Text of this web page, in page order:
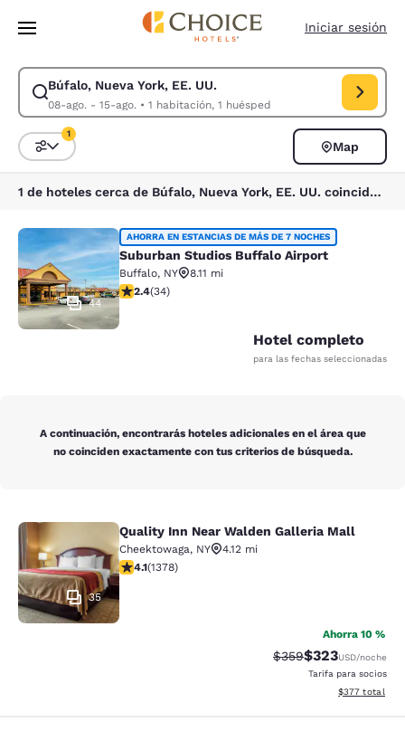
Pasar A Contenido Principal
Iniciar sesión
Búfalo, Nueva York, EE. UU.
08-ago. - 15-ago.• 1 habitación, 1 huésped
Modificar la búsqueda de Búfalo, Nueva York, EE. UU.. Fecha de
Ordenar y filtrar
1
Map
1 de hoteles cerca de Búfalo, Nueva York, EE. UU. coinciden con tus filtros
Suburban Studios Buffalo Airport
44
AHORRA EN ESTANCIAS DE MÁS DE 7 NOCHES
Suburban Studios Buffalo Airport
Buffalo, NY
8.11 mi
calificación de 2.35 estrellas. Feria. 34 reseñas
2.4(34)
Hotel completo
para las fechas seleccionadas
A continuación, encontrarás hoteles adicionales en el área que
no coinciden exactamente con tus criterios de búsqueda.
Quality Inn Near Walden Galleria
35
Quality Inn Near Walden Galleria Mall
Cheektowaga, NY
4.12 mi
calificación de 4.12 estrellas. Muy bueno. 1378 reseñas
4.1(1378)
Ahorra 10 %
Precio tachado:
$359Precio con
$323USD/noche
Tarifa para socios
Ver detalles
$377 total